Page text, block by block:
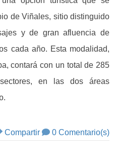
de Viñales, sitio distinguido
y de gran afluencia de
cada año. Esta modalidad,
contará con un total de 285
en las dos áreas
Compartir 0 Comentario(s)